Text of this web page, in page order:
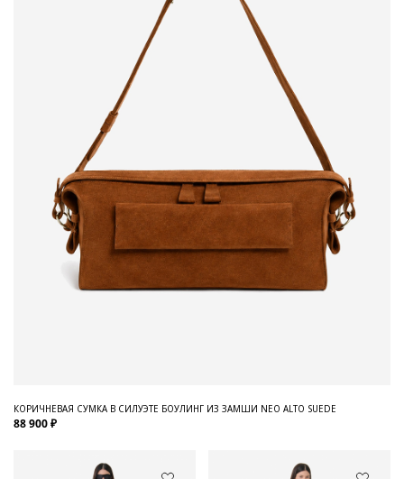
КОРИЧНЕВАЯ СУМКА В СИЛУЭТЕ БОУЛИНГ ИЗ ЗАМШИ NEO ALTO SUEDE
88 900 ₽